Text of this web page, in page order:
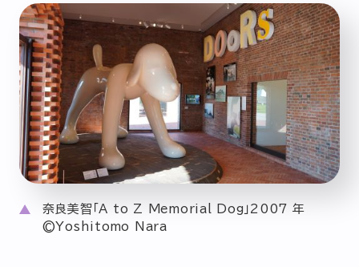
奈良美智「A to Z Memorial Dog」2007 年
©︎Yoshitomo Nara